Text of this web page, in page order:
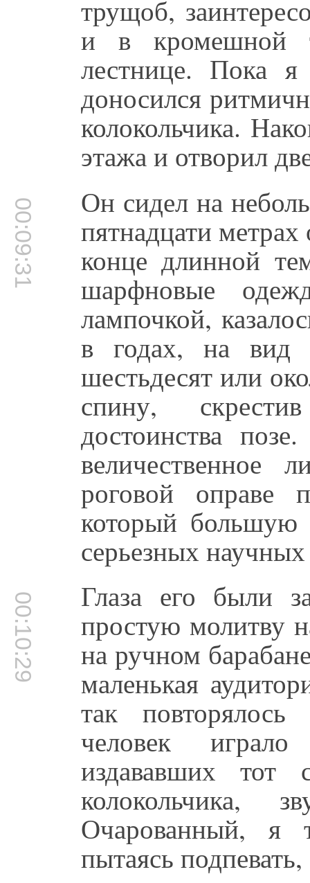
трущоб,
и в кромешной
лестнице. Пока я
доносился
колокольчика.
этажа и отворил
00:09:31 Он сидел на
пятнадцати метрах
конце длинной
шарфновые
лампочкой,
в годах, на вид
шестьдесят или
спину,
достоинства
величественное
роговой оправе
который большую
серьезных
00:10:29 Глаза его были
простую молитву
на ручном
маленькая
так
человек
издававших тот
колокольчика,
Очарованный, я
пытаясь